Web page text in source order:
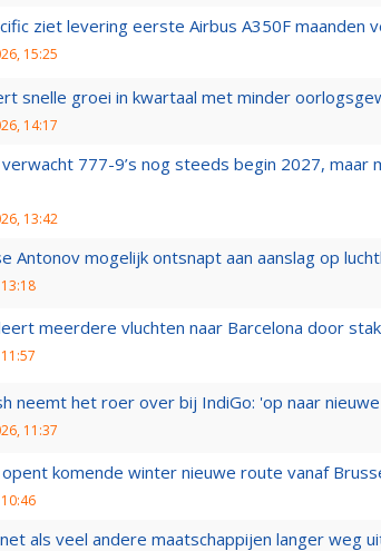
ziet levering eerste Airbus A350F maanden
15:25
snelle groei in kwartaal met minder
14:17
777-9’s nog steeds begin 2027, maar
13:42
Antonov mogelijk ontsnapt aan aanslag op
meerdere vluchten naar Barcelona door
neemt het roer over bij IndiGo: 'op naar
11:37
opent komende winter nieuwe route vanaf
als veel andere maatschappijen langer weg